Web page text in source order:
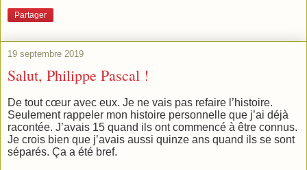
Partager
19 septembre 2019
Salut, Philippe Pascal !
De tout cœur avec eux. Je ne vais pas refaire l’histoire.
Seulement rappeler mon histoire personnelle que j’ai déjà
racontée. J’avais 15 quand ils ont commencé à être connus.
Je crois bien que j’avais aussi quinze ans quand ils se sont
séparés. Ça a été bref.